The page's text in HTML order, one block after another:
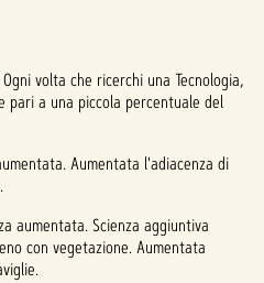
volta che ricerchi una Tecnologia,
pari a una piccola percentuale del
Aumentata l'adiacenza di
aumentata. Scienza aggiuntiva
con vegetazione. Aumentata